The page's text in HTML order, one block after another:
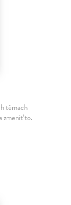
témach
zmeniť to.